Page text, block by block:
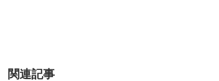
関連記事